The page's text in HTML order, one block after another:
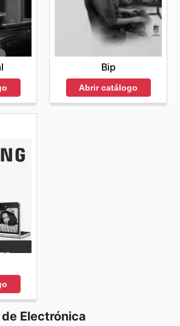
day.
Bip
Abrir catálogo
Electrónica